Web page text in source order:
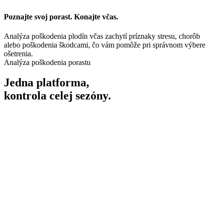
Poznajte svoj porast. Konajte včas.
Analýza poškodenia plodín včas zachytí príznaky stresu, chorôb
alebo poškodenia škodcami, čo vám pomôže pri správnom výbere
ošetrenia.
Analýza poškodenia porastu
Jedna platforma,
kontrola celej sezóny.